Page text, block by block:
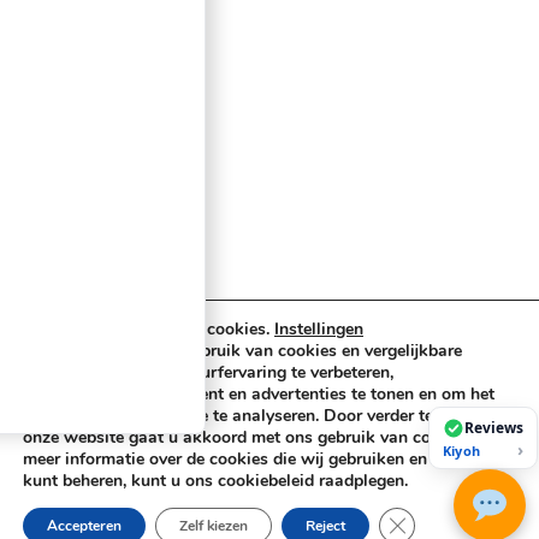
Copyright © 2026 Buzz-Shop.nl. Alle rechten voorbehouden.
Wij maken gebruik van cookies. Instellingen
Buzz-shop.nl maakt gebruik van cookies en vergelijkbare
technologieën om uw surfervaring te verbeteren,
gepersonaliseerde content en advertenties te tonen en om het
verkeer op onze website te analyseren. Door verder te gaan op
onze website gaat u akkoord met ons gebruik van cookies. Voor
meer informatie over de cookies die wij gebruiken en hoe u deze
kunt beheren, kunt u ons cookiebeleid raadplegen.
Accepteren Reject
Zelf kiezen Sluit AVG/GDPR
Reviews
Kiyoh ›